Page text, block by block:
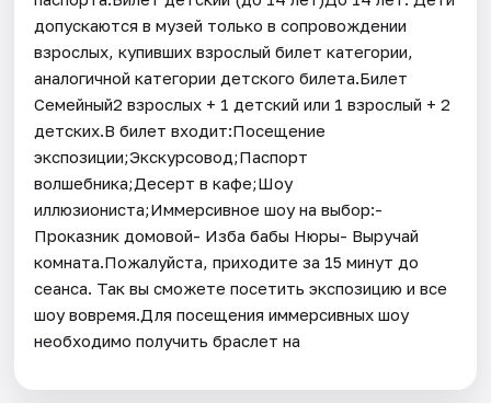
допускаются в музей только в сопровождении
взрослых, купивших взрослый билет категории,
аналогичной категории детского билета.Билет
Семейный2 взрослых + 1 детский или 1 взрослый + 2
детских.В билет входит:Посещение
экспозиции;Экскурсовод;Паспорт
волшебника;Десерт в кафе;Шоу
иллюзиониста;Иммерсивное шоу на выбор:-
Проказник домовой- Изба бабы Нюры- Выручай
комната.Пожалуйста, приходите за 15 минут до
сеанса. Так вы сможете посетить экспозицию и все
шоу вовремя.Для посещения иммерсивных шоу
необходимо получить браслет на